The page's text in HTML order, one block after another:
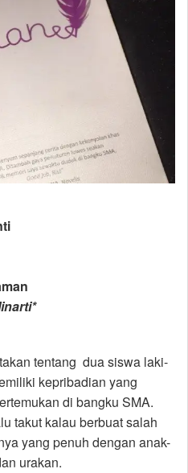
tentang dua siswa laki-
kepribadian yang
di bangku SMA.
takut kalau berbuat salah
yang penuh dengan anak-
urakan.